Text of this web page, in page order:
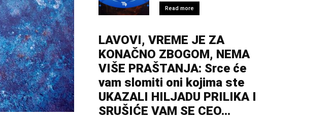
Read more
LAVOVI, VREME JE ZA
KONAČNO ZBOGOM, NEMA
VIŠE PRAŠTANJA: Srce će
vam slomiti oni kojima ste
UKAZALI HILJADU PRILIKA I
SRUŠIĆE VAM SE CEO...